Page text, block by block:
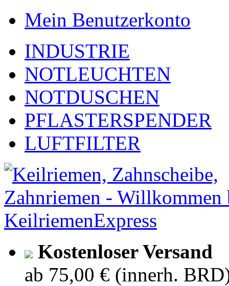
Mein Benutzerkonto
INDUSTRIE
NOTLEUCHTEN
NOTDUSCHEN
PFLASTERSPENDER
LUFTFILTER
Kostenloser Versand
ab 75,00 € (innerh.